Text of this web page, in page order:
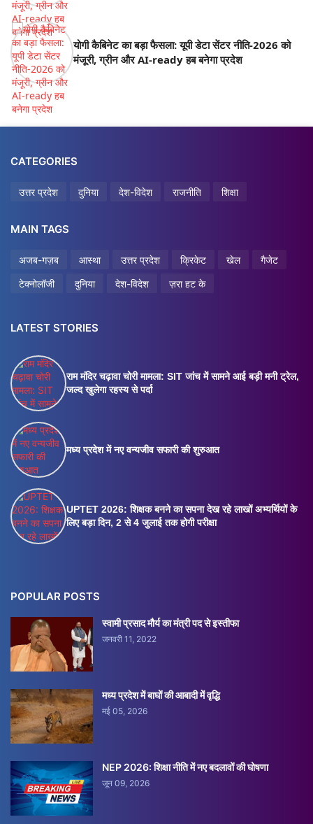
योगी कैबिनेट का बड़ा फैसला: यूपी डेटा सेंटर नीति-2026 को
मंजूरी, ग्रीन और AI-ready हब बनेगा प्रदेश
CATEGORIES
उत्तर प्रदेश दुनिया देश-विदेश राजनीति शिक्षा
MAIN TAGS
अजब-गज़ब आस्था उत्तर प्रदेश क्रिकेट खेल
गैजेट
टेक्नोलॉजी
दुनिया देश-विदेश ज़रा हट के
LATEST STORIES
राम मंदिर चढ़ावा चोरी मामला: SIT जांच में सामने आई बड़ी मनी ट्रेल,
जल्द खुलेगा रहस्य से पर्दा
मध्य प्रदेश में नए वन्यजीव सफारी की शुरुआत
UPTET 2026: शिक्षक बनने का सपना देख रहे लाखों अभ्यर्थियों के
लिए बड़ा दिन, 2 से 4 जुलाई तक होगी परीक्षा
POPULAR POSTS
स्वामी प्रसाद मौर्य का मंत्री पद से इस्तीफा
जनवरी 11, 2022
मध्य प्रदेश में बाघों की आबादी में वृद्धि
मई 05, 2026
NEP 2026: शिक्षा नीति में नए बदलावों की घोषणा
जून 09, 2026